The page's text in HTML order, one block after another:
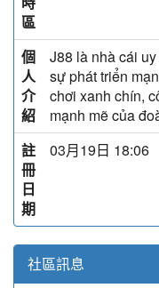
區
個
人
介
紹
J88 là nhà cái
sự phát triển
chơi xanh chín,
mạnh mẽ của
註
冊
日
期
03月19日 18:06
社區訊息